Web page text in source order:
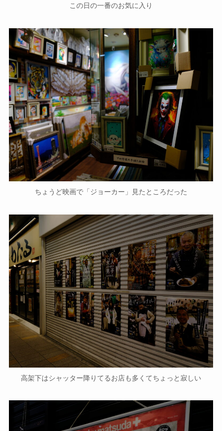
この日の一番のお気に入り
ちょうど映画で「ジョーカー」見たところだった
高架下はシャッター降りてるお店も多くてちょっと寂しい